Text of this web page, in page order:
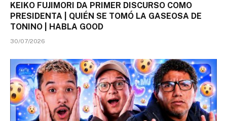
KEIKO FUJIMORI DA PRIMER DISCURSO COMO
PRESIDENTA | QUIÉN SE TOMÓ LA GASEOSA DE
TONINO | HABLA GOOD
30/07/2026